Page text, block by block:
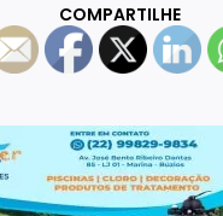
COMPARTILHE